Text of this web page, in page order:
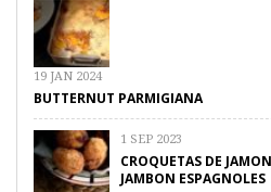
19 JAN 2024
BUTTERNUT PARMIGIANA
1 SEP 2023
CROQUETAS DE
JAMBON ESPAGNOLES